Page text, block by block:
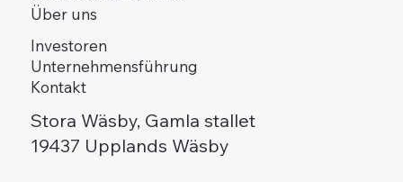
Über uns
Investoren
Unternehmensführung
Kontakt
Stora Wäsby, Gamla stallet
19437 Upplands Wäsby